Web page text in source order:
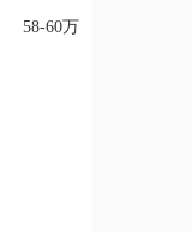
58-60万